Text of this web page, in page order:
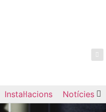
Instal·lacions Notícies